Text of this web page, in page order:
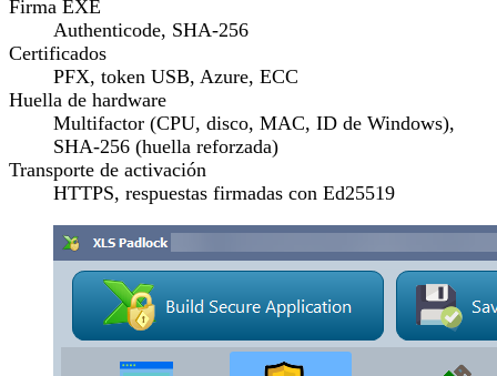
Firma EXE
Authenticode, SHA-256
Certificados
PFX, token USB, Azure, ECC
Huella de hardware
Multifactor (CPU, disco, MAC, ID de Windows),
SHA-256 (huella reforzada)
Transporte de activación
HTTPS, respuestas firmadas con Ed25519